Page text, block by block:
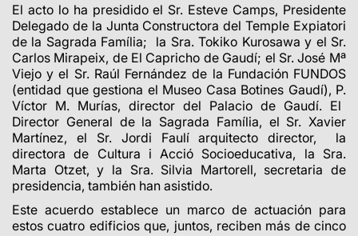
El acto lo ha presidido el Sr. Esteve Camps, Presidente
Delegado de la Junta Constructora del Temple Expiatori
de la Sagrada Família; la Sra. Tokiko Kurosawa y el Sr.
Carlos Mirapeix, de El Capricho de Gaudí; el Sr. José Mª
Viejo y el Sr. Raúl Fernández de la Fundación FUNDOS
(entidad que gestiona el Museo Casa Botines Gaudí), P.
Víctor M. Murías, director del Palacio de Gaudí. El
Director General de la Sagrada Família, el Sr. Xavier
Martínez, el Sr. Jordi Faulí arquitecto director, la
directora de Cultura i Acció Socioeducativa, la Sra.
Marta Otzet, y la Sra. Silvia Martorell, secretaria de
presidencia, también han asistido.
Este acuerdo establece un marco de actuación para
estos cuatro edificios que, juntos, reciben más de cinco